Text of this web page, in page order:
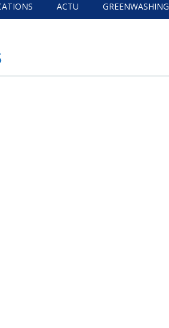
ACTU GREENWASHING